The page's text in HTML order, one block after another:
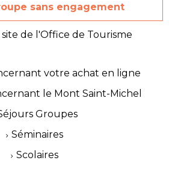
sans engagement
de l'Office de Tourisme
votre achat en ligne
le Mont Saint-Michel
Groupes
Séminaires
Scolaires